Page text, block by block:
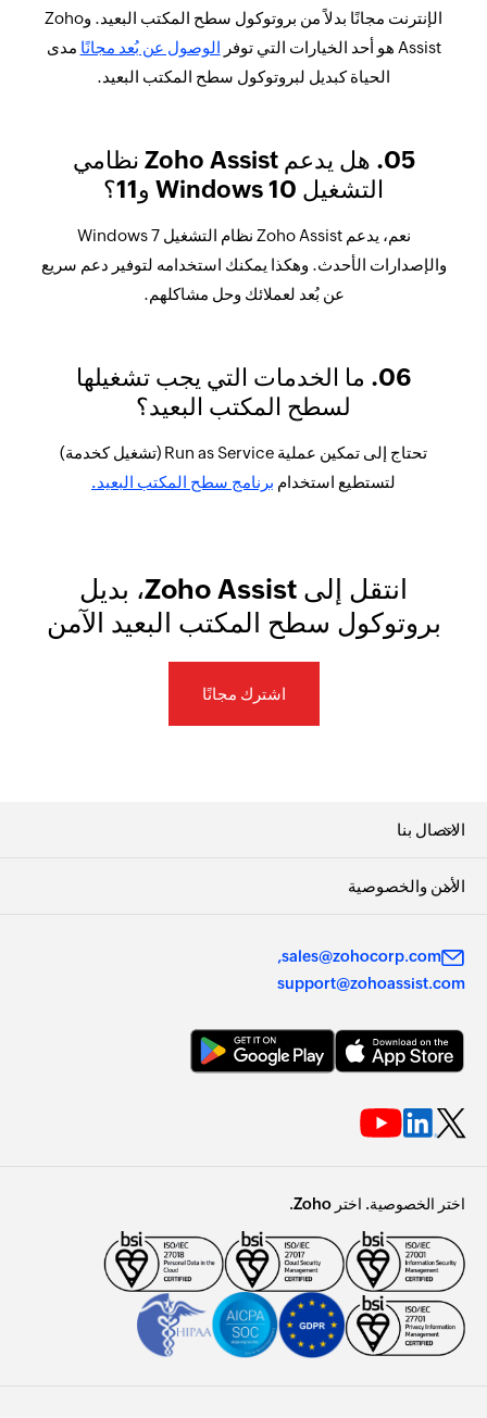
الإنترنت مجانًا بدلاً من بروتوكول سطح المكتب البعيد. وZoho
Assist هو أحد الخيارات التي توفر
الوصول عن بُعد مجانًا مدى
الحياة كبديل لبروتوكول سطح المكتب البعيد.
05. هل يدعم Zoho Assist نظامي
التشغيل Windows 10 و11؟
نعم، يدعم Zoho Assist نظام التشغيل Windows 7
والإصدارات الأحدث. وهكذا يمكنك استخدامه لتوفير دعم سريع
عن بُعد لعملائك وحل مشاكلهم.
06. ما الخدمات التي يجب تشغيلها
لسطح المكتب البعيد؟
تحتاج إلى تمكين عملية Run as Service (تشغيل كخدمة)
لتستطيع استخدام برنامج سطح المكتب البعيد.
انتقل إلى Zoho Assist، بديل
بروتوكول سطح المكتب البعيد الآمن
اشترك مجانًا
الاتصال بنا
الأمن والخصوصية
sales@zohocorp.com
support@zohoassist.com
اختر الخصوصية. اختر Zoho.